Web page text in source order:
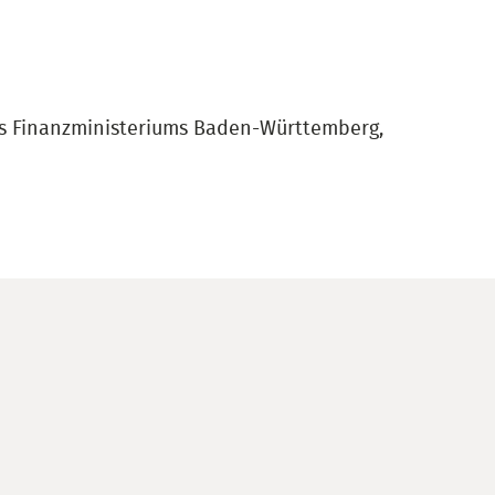
Finanzministeriums Baden-Württemberg,